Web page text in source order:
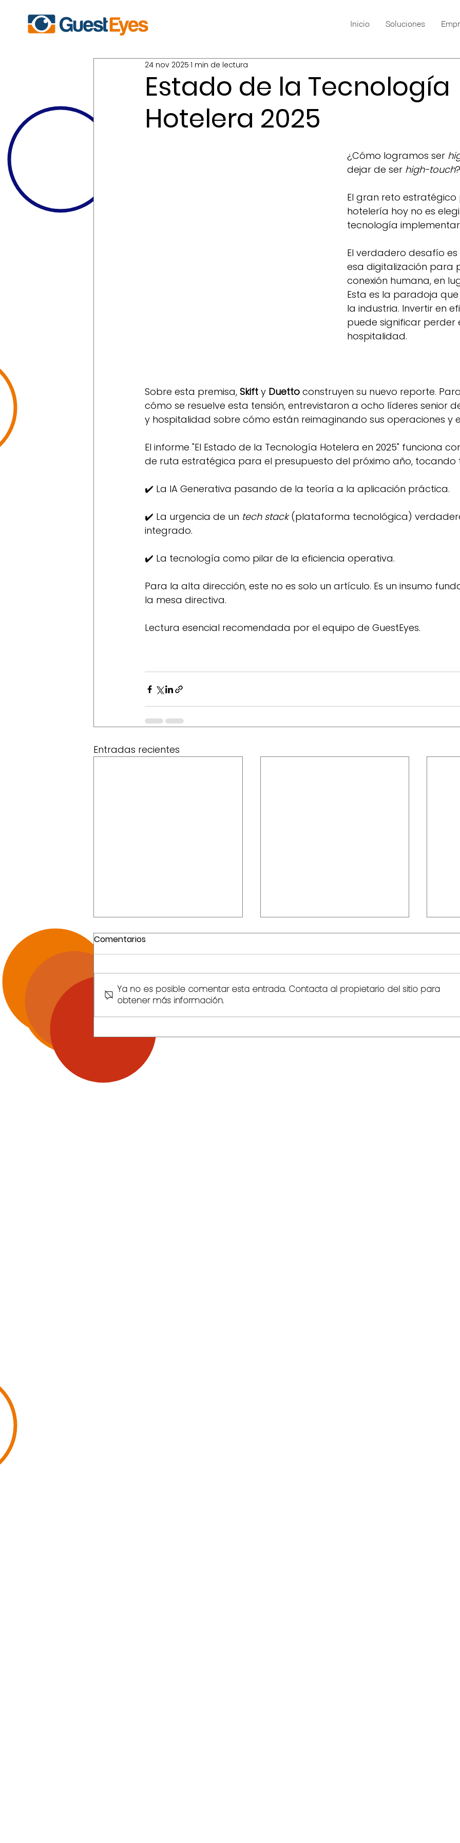
Inicio Soluciones
Estado de la Tecnología
Hotelera 2025
24 nov 2025 1 min de lectura
¿Cómo logramos ser
dejar de ser high-touch?
El gran reto
hotelería hoy no es
tecnología
El verdadero desafío
esa digitalización para
conexión humana, en
Esta es la paradoja
la industria. Invertir en
puede significar perder
hospitalidad.
Sobre esta premisa, Skift y Duetto construyen su nuevo reporte.
cómo se resuelve esta tensión, entrevistaron a ocho líderes senior
y hospitalidad sobre cómo están reimaginando sus operaciones y
El informe "El Estado de la Tecnología Hotelera en 2025" funciona
de ruta estratégica para el presupuesto del próximo año, tocando
✔️ La IA Generativa pasando de la teoría a la aplicación práctica.
✔️ La urgencia de un tech stack (plataforma tecnológica)
integrado.
✔️ La tecnología como pilar de la eficiencia operativa.
Para la alta dirección, este no es solo un artículo. Es un insumo
la mesa directiva.
Lectura esencial recomendada por el equipo de GuestEyes.
Entradas recientes
El ecosistema que
redefine la hotelería.
La reserva no cierra la
venta: la abre.
IA
Comentarios
Ya no es posible comentar esta entrada. Contacta al propietario del sitio para
obtener más información.